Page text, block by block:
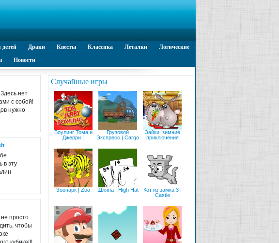
Драки Квесты Классика Леталки
Логические
Новости
нет
с собой!
нужно
в эту
просто
чтобы
Случайные игры
Боулинг Тома и
Джерри |
Грузовой
Экспресс | Cargo
Зайки: зимние
приключения
Зоопарк | Zoo Шляпа | High Hat
Кот из замка 3 |
Castle